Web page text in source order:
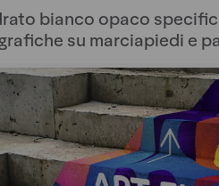
bianco opaco
su marciapiedi e